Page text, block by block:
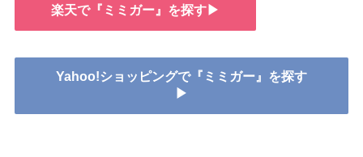
楽天で『ミミガー』を探す▶
Yahoo!ショッピングで『ミミガー』を探す
▶